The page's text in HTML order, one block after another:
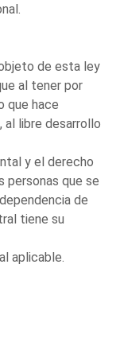
de esta ley
al tener por
que hace
al libre desarrollo
y el derecho
personas que se
de
tiene su
aplicable.